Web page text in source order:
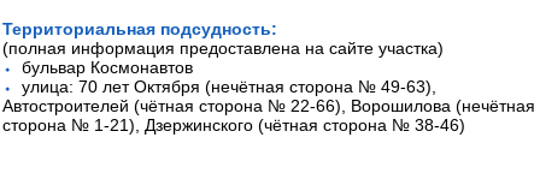
Территориальная подсудность:
(полная информация предоставлена на сайте участка)
⬩
бульвар Космонавтов
⬩
улица: 70 лет Октября (нечётная сторона № 49-63),
Автостроителей (чётная сторона № 22-66), Ворошилова (нечётная
сторона № 1-21), Дзержинского (чётная сторона № 38-46)